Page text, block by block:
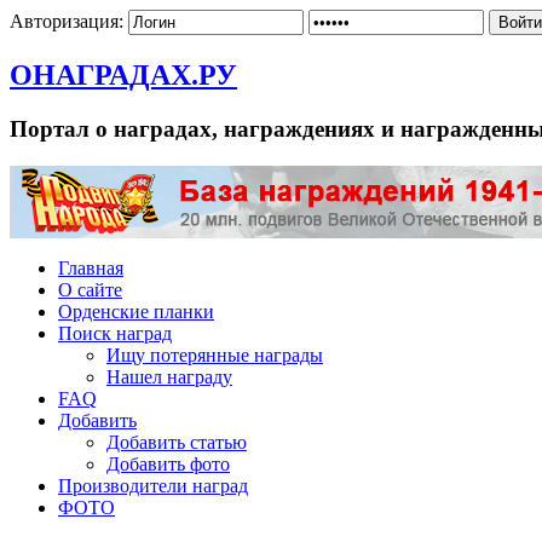
Авторизация:
ОНАГРАДАХ.РУ
Портал о наградах, награждениях и
Главная
О сайте
Орденские планки
Поиск наград
Ищу потерянные награды
Нашел награду
FAQ
Добавить
Добавить статью
Добавить фото
Производители наград
ФОТО